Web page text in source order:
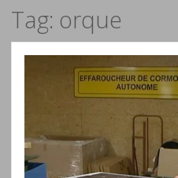
Tag: orque